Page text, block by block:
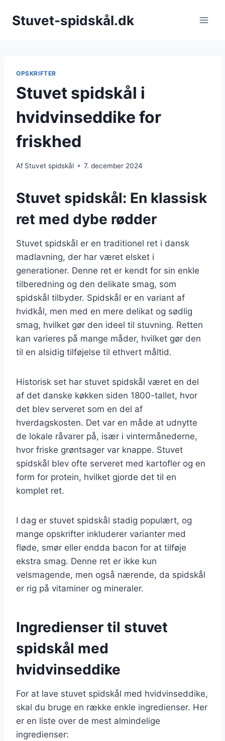
Stuvet-spidskål.dk
OPSKRIFTER
Stuvet spidskål i
hvidvinseddike for
friskhed
Af Stuvet spidskål 7. december 2024
Stuvet spidskål: En klassisk
ret med dybe rødder
Stuvet spidskål er en traditionel ret i dansk
madlavning, der har været elsket i
generationer. Denne ret er kendt for sin enkle
tilberedning og den delikate smag, som
spidskål tilbyder. Spidskål er en variant af
hvidkål, men med en mere delikat og sødlig
smag, hvilket gør den ideel til stuvning. Retten
kan varieres på mange måder, hvilket gør den
til en alsidig tilføjelse til ethvert måltid.
Historisk set har stuvet spidskål været en del
af det danske køkken siden 1800-tallet, hvor
det blev serveret som en del af
hverdagskosten. Det var en måde at udnytte
de lokale råvarer på, især i vintermånederne,
hvor friske grøntsager var knappe. Stuvet
spidskål blev ofte serveret med kartofler og en
form for protein, hvilket gjorde det til en
komplet ret.
I dag er stuvet spidskål stadig populært, og
mange opskrifter inkluderer varianter med
fløde, smør eller endda bacon for at tilføje
ekstra smag. Denne ret er ikke kun
velsmagende, men også nærende, da spidskål
er rig på vitaminer og mineraler.
Ingredienser til stuvet
spidskål med
hvidvinseddike
For at lave stuvet spidskål med hvidvinseddike,
skal du bruge en række enkle ingredienser. Her
er en liste over de mest almindelige
ingredienser: